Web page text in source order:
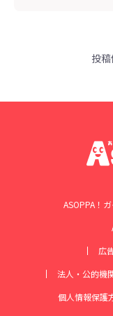
投稿
ASOPPA！
広
法人・公的機
個人情報保護